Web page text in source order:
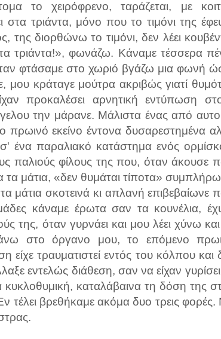
το χειρόφρενο, ταράζεται, με
στα τριάντα, μόνο που το τιμόνι της
της διορθώνω το τιμόνι, δεν λέει
τριάντα!», φωνάζω. Κάναμε τέσσερα
φτάσαμε στο χωριό βγάζω μια φωνή
κράταγε μούτρα ακριβώς γιατί
προκαλέσει αρνητική εντύπωση
την μάρανε. Μάλιστα ένας από
πρωινό εκείνο έντονα δυσαρεστημένα
ένα παραλιακό κατάστημα ενός
παλιούς φίλους της που, όταν άκουσε
τα μάτια, «δεν θυμάται τίποτα»
μάτια σκοτεινά κι απλανή επιβεβαίωνε
κάναμε έρωτα σαν τα κουνέλια,
της, όταν γυρνάει και μου λέει χύνω
στο όργανο μου, το επόμενο
τραυματιστεί εντός του κόλπου και
εντελώς διάθεση, σαν να είχαν
κυκλοθυμική, καταλάβαινα τη δόση της
τέλει βρεθήκαμε ακόμα δυο τρεις